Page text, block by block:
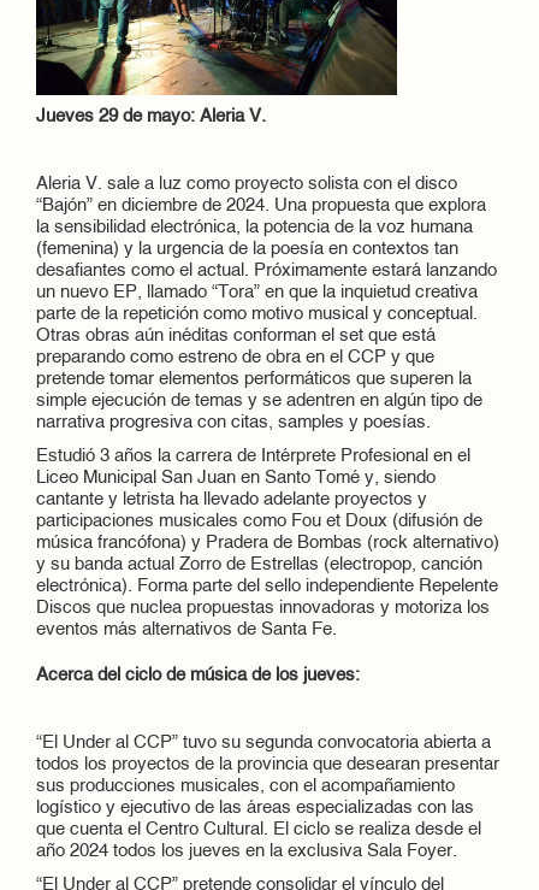
Jueves 29 de mayo: Aleria V.
Aleria V. sale a luz como proyecto solista con el disco
“Bajón” en diciembre de 2024. Una propuesta que explora
la sensibilidad electrónica, la potencia de la voz humana
(femenina) y la urgencia de la poesía en contextos tan
desafiantes como el actual. Próximamente estará lanzando
un nuevo EP, llamado “Tora” en que la inquietud creativa
parte de la repetición como motivo musical y conceptual.
Otras obras aún inéditas conforman el set que está
preparando como estreno de obra en el CCP y que
pretende tomar elementos performáticos que superen la
simple ejecución de temas y se adentren en algún tipo de
narrativa progresiva con citas, samples y poesías.
Estudió 3 años la carrera de Intérprete Profesional en el
Liceo Municipal San Juan en Santo Tomé y, siendo
cantante y letrista ha llevado adelante proyectos y
participaciones musicales como Fou et Doux (difusión de
música francófona) y Pradera de Bombas (rock alternativo)
y su banda actual Zorro de Estrellas (electropop, canción
electrónica). Forma parte del sello independiente Repelente
Discos que nuclea propuestas innovadoras y motoriza los
eventos más alternativos de Santa Fe.
Acerca del ciclo de música de los jueves:
“El Under al CCP” tuvo su segunda convocatoria abierta a
todos los proyectos de la provincia que desearan presentar
sus producciones musicales, con el acompañamiento
logístico y ejecutivo de las áreas especializadas con las
que cuenta el Centro Cultural. El ciclo se realiza desde el
año 2024 todos los jueves en la exclusiva Sala Foyer.
“El Under al CCP” pretende consolidar el vínculo del